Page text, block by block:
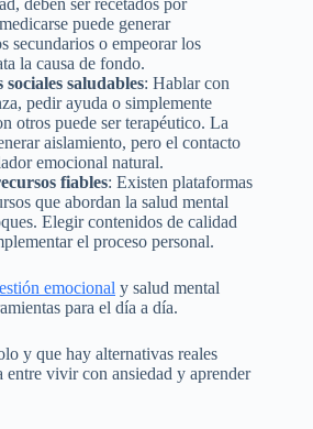
deben ser recetados por
puede generar
secundarios o empeorar los
la causa de fondo.
saludables: Hablar con
pedir ayuda o simplemente
otros puede ser terapéutico. La
aislamiento, pero el contacto
emocional natural.
fiables: Existen plataformas
que abordan la salud mental
Elegir contenidos de calidad
el proceso personal.
emocional y salud mental
para el día a día.
y que hay alternativas reales
entre vivir con ansiedad y aprender